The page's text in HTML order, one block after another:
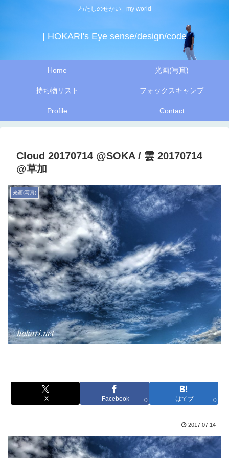
わたしのせかい - my world
| HOKARI's Eye sense/design/code
Home 光画(写真)
持ち物リスト フォックスキャンプ
Profile Contact
Cloud 20170714 @SOKA / 雲 20170714
@草加
光画(写真)
X Facebook 0 はてブ 0
2017.07.14